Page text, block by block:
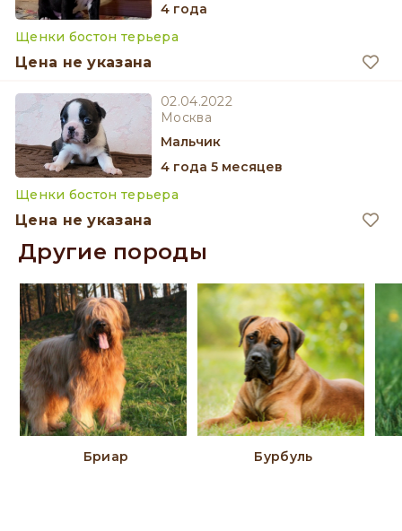
4 года
Щенки бостон терьера
Цена не указана
02.04.2022
Москва
мальчик
4 года 5 месяцев
Щенки бостон терьера
Цена не указана
Другие породы
Бриар Бурбуль